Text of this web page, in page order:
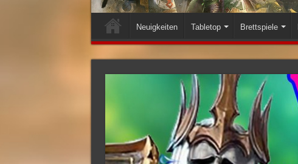
Neuigkeiten Tabletop Brettspiele